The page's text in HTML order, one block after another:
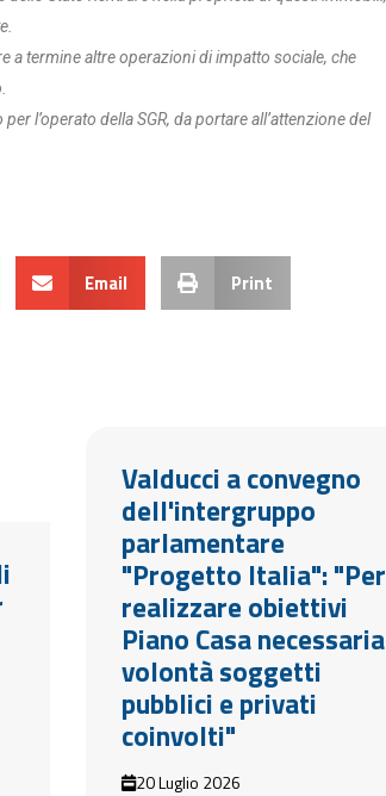
a termine altre operazioni di impatto sociale, che
l’operato della SGR, da portare all’attenzione del
Email Print
Valducci a convegno
dell'intergruppo
parlamentare
"Progetto Italia": "Per
realizzare obiettivi
Piano Casa necessaria
volontà soggetti
pubblici e privati
coinvolti"
20 Luglio 2026